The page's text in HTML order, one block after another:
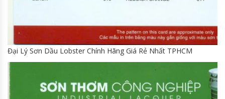
Đại Lý Sơn Dầu Lobster Chính Hãng Giá Rẻ Nhất TPHCM